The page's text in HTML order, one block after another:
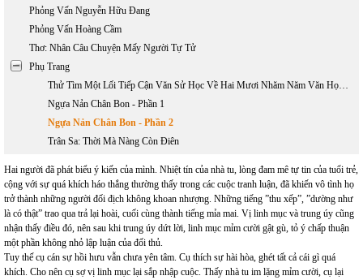
Phỏng Vấn Nguyễn Hữu Đang
Phỏng Vấn Hoàng Cầm
Thơ: Nhân Câu Chuyện Mấy Người Tự Tử
Phụ Trang
Thử Tìm Một Lối Tiếp Cận Văn Sử Học Về Hai Mươi Nhăm Năm Văn Học Việt Nam Hải Ngoại 1975 - 2000
Ngựa Nản Chân Bon - Phần 1
Ngựa Nản Chân Bon - Phần 2
Trân Sa: Thời Mà Nàng Còn Điên
Hai người đã phát biểu ý kiến của mình. Nhiệt tín của nhà tu, lòng đam mê tự tin của tuổi trẻ,
cộng với sự quá khích háo thắng thường thấy trong các cuộc tranh luận, đã khiến vô tình họ
trở thành những người đối địch không khoan nhượng. Những tiếng ”thu xếp”, ”dường như
là có thật” trao qua trả lại hoài, cuối cùng thành tiếng mỉa mai. Vị linh mục và trung úy cũng
nhận thấy điều đó, nên sau khi trung úy dứt lời, linh mục mỉm cười gật gù, tỏ ý chấp thuận
một phần không nhỏ lập luận của đối thủ.
Tuy thế cụ cán sự hồi hưu vẫn chưa yên tâm. Cụ thích sự hài hòa, ghét tất cả cái gì quá
khích. Cho nên cụ sợ vị linh mục lại sắp nhập cuộc. Thấy nhà tu im lặng mỉm cười, cụ lại